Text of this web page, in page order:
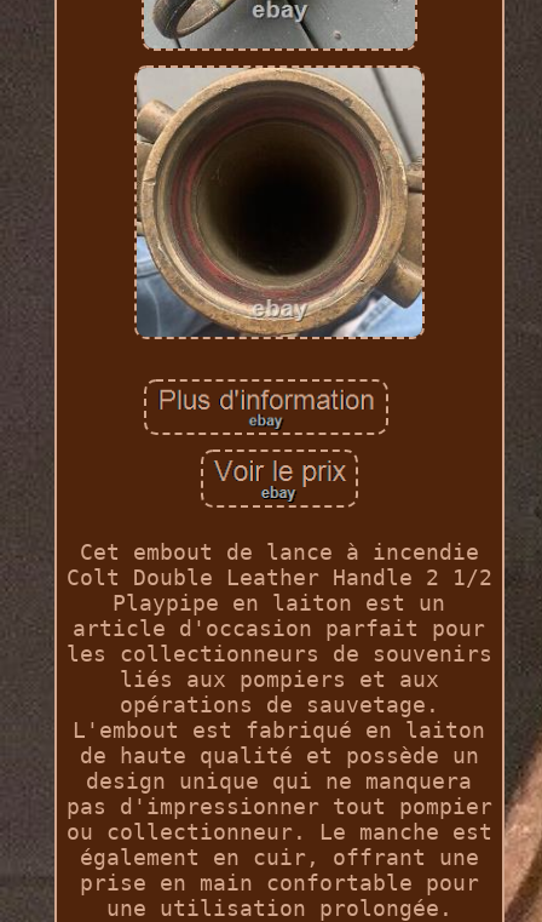
Cet embout de lance à incendie
Colt Double Leather Handle 2 1/2
Playpipe en laiton est un
article d'occasion parfait pour
les collectionneurs de souvenirs
liés aux pompiers et aux
opérations de sauvetage.
L'embout est fabriqué en laiton
de haute qualité et possède un
design unique qui ne manquera
pas d'impressionner tout pompier
ou collectionneur. Le manche est
également en cuir, offrant une
prise en main confortable pour
une utilisation prolongée.